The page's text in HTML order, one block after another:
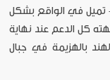
تميل في الواقع بشكل
كل الدعم عند نهاية
بالهزيمة في جبال